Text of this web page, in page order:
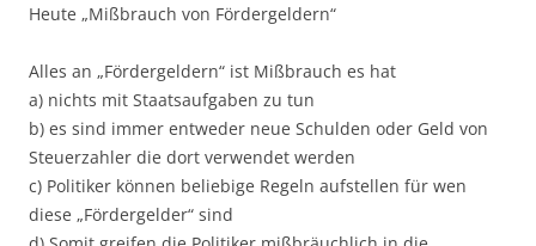
Heute „Mißbrauch von Fördergeldern“
Alles an „Fördergeldern“ ist Mißbrauch es hat
a) nichts mit Staatsaufgaben zu tun
b) es sind immer entweder neue Schulden oder Geld von
Steuerzahler die dort verwendet werden
c) Politiker können beliebige Regeln aufstellen für wen
diese „Fördergelder“ sind